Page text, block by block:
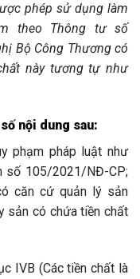
phép sử dụng làm
theo Thông tư số
Bộ Công Thương có
này tương tự như
nội dung sau:
phạm pháp luật như
số 105/2021/NĐ-CP;
căn cứ quản lý sản
sản có chứa tiền chất
IVB (Các tiền chất là